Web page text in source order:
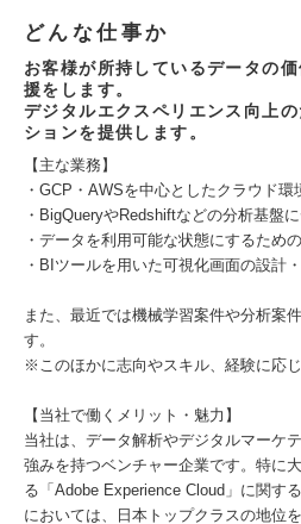
どんな仕事か
お客様が所持しているデータの
援をします。
デジタルエクスペリエンス向上
ションを提供します。
【主な業務】
・GCP・AWSを中心としたクラウド環
・BigQueryやRedshiftなどの分析基盤
・データを利用可能な状態にするため
・BIツールを用いた可視化画面の設計
また、最近では機械学習案件や分析案
す。
※このほかに志向やスキル、経験に応
【当社で働くメリット・魅力】
当社は、データ解析やデジタルマーケ
強みを持つベンチャー企業です。特に
る「Adobe Experience Cloud」に関す
においては、日本トップクラスの地位